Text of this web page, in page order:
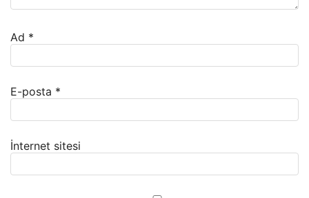
Ad *
E-posta *
İnternet sitesi